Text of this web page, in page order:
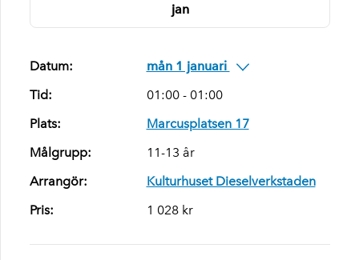
jan
Datum:
mån 1 januari
Tid:
01:00 - 01:00
Plats:
Marcusplatsen 17
Målgrupp:
11-13 år
Arrangör:
Kulturhuset Dieselverkstaden
Pris:
1 028 kr